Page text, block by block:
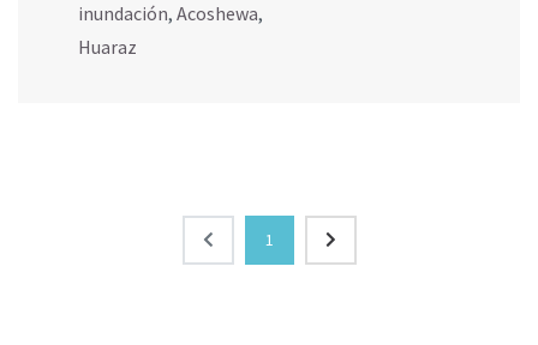
inundación, Acoshewa,
Huaraz
1